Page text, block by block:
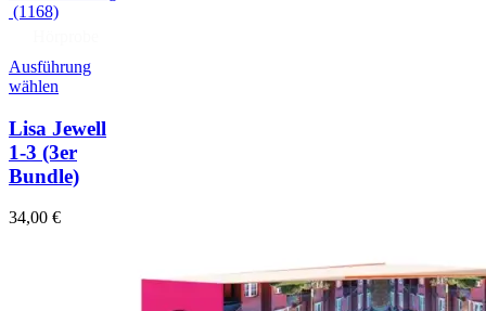
(1168)
Ausführung
wählen
Lisa Jewell
1-3 (3er
Bundle)
34,00 €